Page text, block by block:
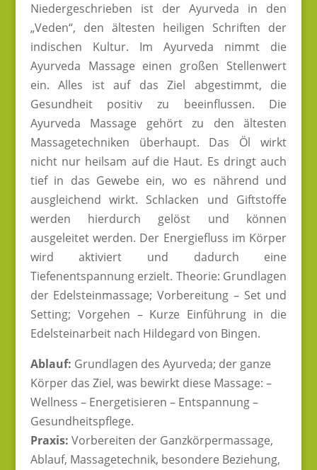
Niedergeschrieben ist der Ayurveda in den
„Veden“, den ältesten heiligen Schriften der
indischen Kultur. Im Ayurveda nimmt die
Ayurveda Massage einen großen Stellenwert
ein. Alles ist auf das Ziel abgestimmt, die
Gesundheit positiv zu beeinflussen. Die
Ayurveda Massage gehört zu den ältesten
Massagetechniken überhaupt. Das Öl wirkt
nicht nur heilsam auf die Haut. Es dringt auch
tief in das Gewebe ein, wo es nährend und
ausgleichend wirkt. Schlacken und Giftstoffe
werden hierdurch gelöst und können
ausgeleitet werden. Der Energiefluss im Körper
wird aktiviert und dadurch eine
Tiefenentspannung erzielt. Theorie: Grundlagen
der Edelsteinmassage; Vorbereitung – Set und
Setting; Vorgehen – Kurze Einführung in die
Edelsteinarbeit nach Hildegard von Bingen.
Ablauf: Grundlagen des Ayurveda; der ganze
Körper das Ziel, was bewirkt diese Massage: –
Wellness – Energetisieren – Entspannung –
Gesundheitspflege.
Praxis: Vorbereiten der Ganzkörpermassage,
Ablauf, Massagetechnik, besondere Beziehung,